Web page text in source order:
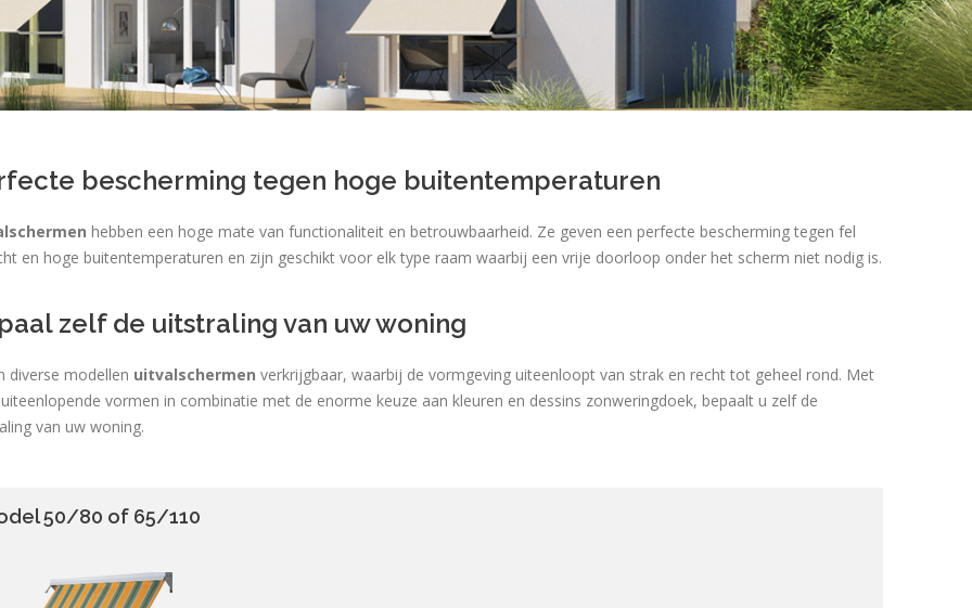
bescherming tegen hoge buitentemperaturen
hebben een hoge mate van functionaliteit en betrouwbaarheid. Ze geven een perfecte bescherming tegen fel
en hoge buitentemperaturen en zijn geschikt voor elk type raam waarbij een vrije doorloop onder het scherm niet nodig is.
zelf de uitstraling van uw woning
diverse modellen uitvalschermen verkrijgbaar, waarbij de vormgeving uiteenloopt van strak en recht tot geheel rond. Met
vormen in combinatie met de enorme keuze aan kleuren en dessins zonweringdoek, bepaalt u zelf de
van uw woning.
50/80 of 65/110